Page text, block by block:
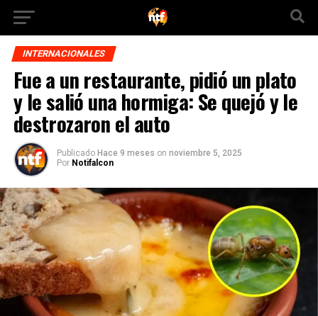
INTERNACIONALES
Fue a un restaurante, pidió un plato
y le salió una hormiga: Se quejó y le
destrozaron el auto
Publicado Hace 9 meses on noviembre 5, 2025
Por Notifalcon